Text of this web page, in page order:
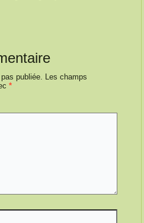
publiée. Les champs
*